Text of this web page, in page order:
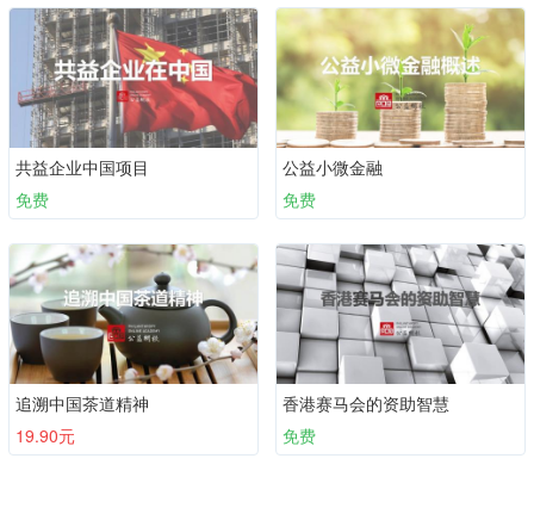
共益企业中国项目
免费
公益小微金融
免费
追溯中国茶道精神
19.90元
香港赛马会的资助智慧
免费